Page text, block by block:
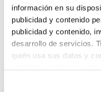
información en su
publicidad y contenido
publicidad y contenido,
desarrollo de servicios.
quién usa sus datos y
Lo sentimos,
te hemos
Pero puedes
buscando en alguno